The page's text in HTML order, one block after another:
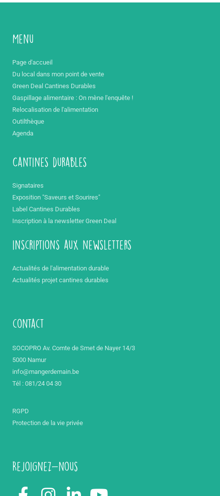
Menu
Page d'accueil
Du local dans mon point de vente
Green Deal Cantines Durables
Gaspillage alimentaire : On mène l'enquête !
Relocalisation de l'alimentation
Outilthèque
Agenda
Cantines durables
Signataires
Exposition "Saveurs et Sourires"
Label Cantines Durables
Inscription à la newsletter Green Deal
inscriptions aux newsletters
Actualités de l'alimentation durable
Actualités projet cantines durables
contact
SOCOPRO Av. Comte de Smet de Nayer 14/3
5000 Namur
info@mangerdemain.be
Tél : 081/24 04 30
RGPD
Protection de la vie privée
Rejoignez-nous